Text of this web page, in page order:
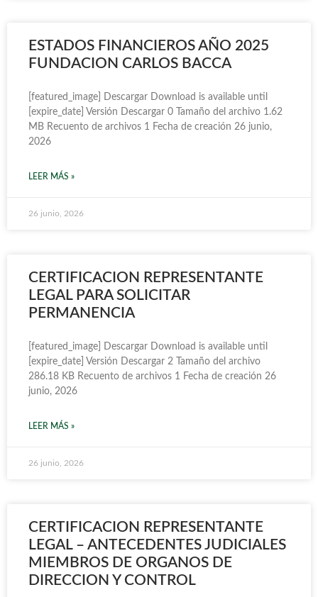
ESTADOS FINANCIEROS AÑO 2025
FUNDACION CARLOS BACCA
[featured_image] Descargar Download is available until
[expire_date] Versión Descargar 0 Tamaño del archivo 1.62
MB Recuento de archivos 1 Fecha de creación 26 junio,
2026
LEER MÁS »
26 junio, 2026
CERTIFICACION REPRESENTANTE
LEGAL PARA SOLICITAR
PERMANENCIA
[featured_image] Descargar Download is available until
[expire_date] Versión Descargar 2 Tamaño del archivo
286.18 KB Recuento de archivos 1 Fecha de creación 26
junio, 2026
LEER MÁS »
26 junio, 2026
CERTIFICACION REPRESENTANTE
LEGAL – ANTECEDENTES JUDICIALES
MIEMBROS DE ORGANOS DE
DIRECCION Y CONTROL